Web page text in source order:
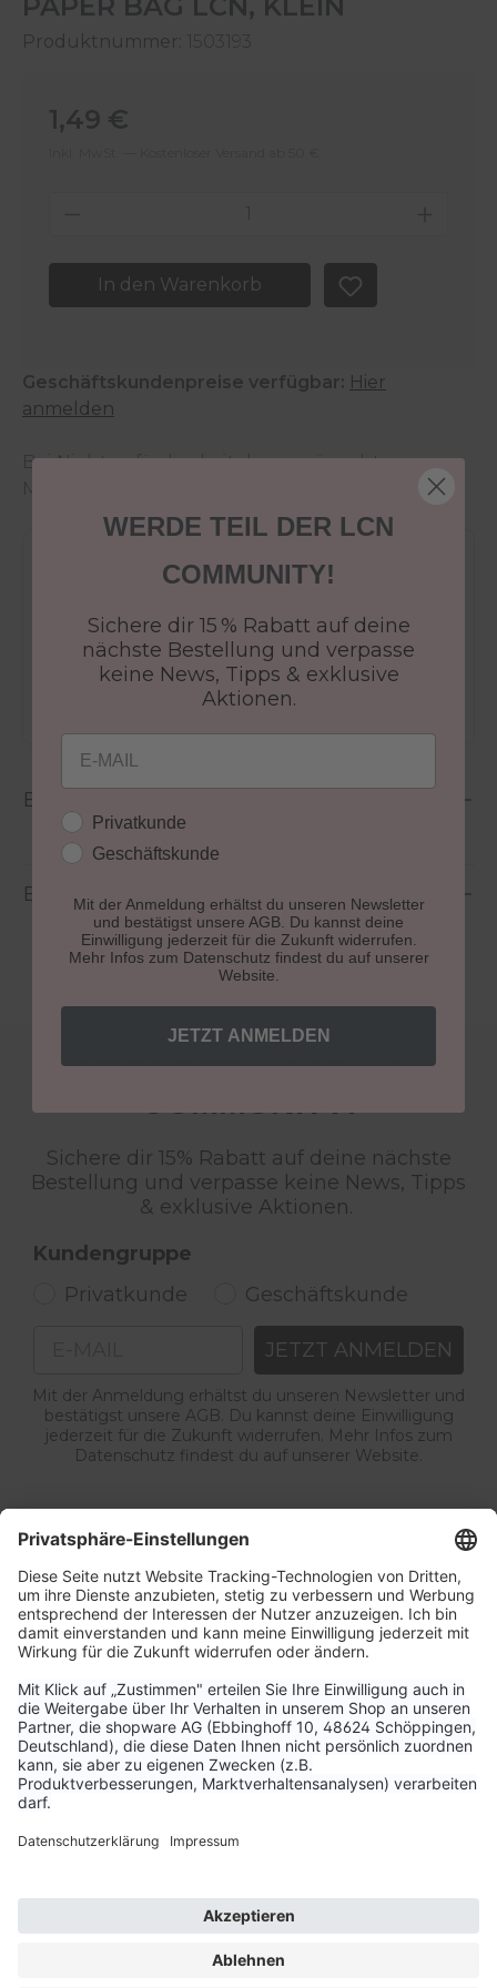
Produktnummer: 1503193
Regulärer Preis:
1,49 €
Produkt Anzahl: Gib den
In den Warenkorb
Geschäftskundenpreise verfügbar: Hier
anmelden
Bei Nichtverfügbarkeit der gewünschten
Menge wende dich an den
Versandkostenfrei ab 50€
Versandfertig in 24-48h
Jetzt shoppen - bezahlen in 30 Tagen
Beschreibung
Bewertungen
WERDE TEIL DER LCN
Sichere dir 15% Rabatt auf deine nächste
Bestellung und verpasse keine News, Tipps
& exklusive Aktionen.
Kundengruppe
Privatkunde
Geschäftskunde
JETZT ANMELDEN
Mit der Anmeldung erhältst du unseren Newsletter und
bestätigst unsere AGB. Du kannst deine Einwilligung
jederzeit für die Zukunft widerrufen. Mehr Infos zum
Datenschutz findest du auf unserer Website.
Unternehmen
Aktuelle Themen
WERDE TEIL DER LCN
COMMUNITY!
Sichere dir 15 % Rabatt auf deine
nächste Bestellung und verpasse
keine News, Tipps & exklusive
Aktionen.
Email
Kundengruppe
Privatkunde
Geschäftskunde
Mit der Anmeldung erhältst du unseren Newsletter
und bestätigst unsere AGB. Du kannst deine
Einwilligung jederzeit für die Zukunft widerrufen.
Mehr Infos zum Datenschutz findest du auf unserer
Website.
JETZT ANMELDEN